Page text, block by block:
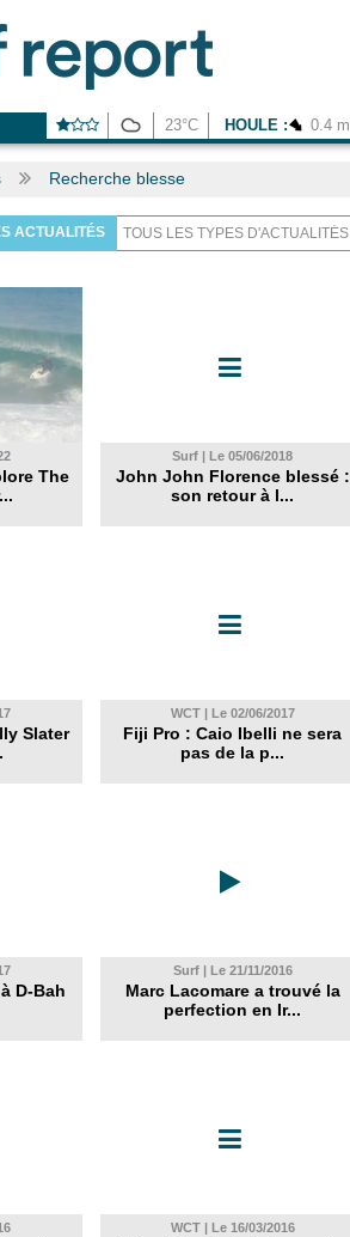
23°C HOULE : 0.4 m
Recherche blesse
ACTUALITÉS
The
Surf | Le 05/06/2018
John John Florence blessé :
son retour à l...
Slater
WCT | Le 02/06/2017
Fiji Pro : Caio Ibelli ne sera
pas de la p...
D-Bah
Surf | Le 21/11/2016
Marc Lacomare a trouvé la
perfection en Ir...
WCT | Le 16/03/2016